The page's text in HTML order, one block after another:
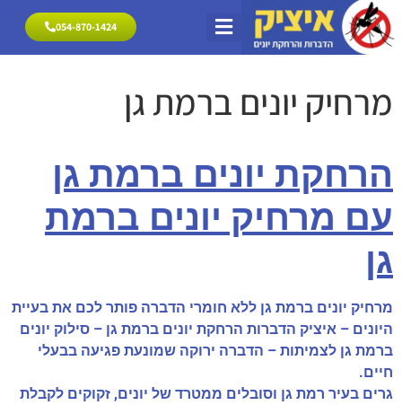
054-870-1424
054-870-1424
מרחיק יונים ברמת גן
הרחקת יונים ברמת גן
עם מרחיק יונים ברמת
גן
מרחיק יונים ברמת גן ללא חומרי הדברה פותר לכם את בעיית
היונים – איציק הדברות הרחקת יונים ברמת גן – סילוק יונים
ברמת גן לצמיתות – הדברה ירוקה שמונעת פגיעה בבעלי
חיים.
גרים בעיר רמת גן וסובלים ממטרד של יונים, זקוקים לקבלת